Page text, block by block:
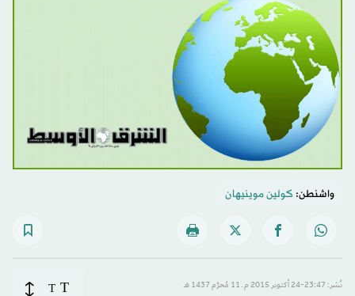
واشنطن: كولين موينيهان
نُشر: 23:47-24 أكتوبر 2015 م ـ 11 مُحرَّم 1437 هـ T
T